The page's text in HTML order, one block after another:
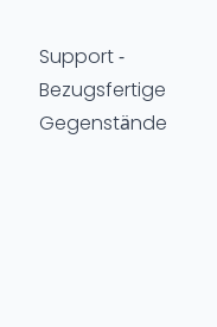
Support -
Bezugsfertige
Gegenstände